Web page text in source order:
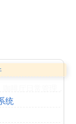
啡厅日常管理，
统